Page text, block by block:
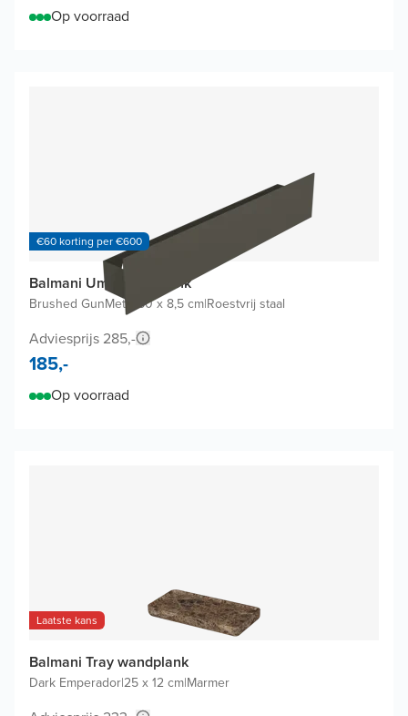
Op voorraad
€60 korting per €600
Balmani Uma wandplank
Brushed GunMetal 60 x 8,5 cm|Roestvrij staal
Adviesprijs 285,-
185,-
Op voorraad
Laatste kans
Balmani Tray wandplank
Dark Emperador|25 x 12 cm|Marmer